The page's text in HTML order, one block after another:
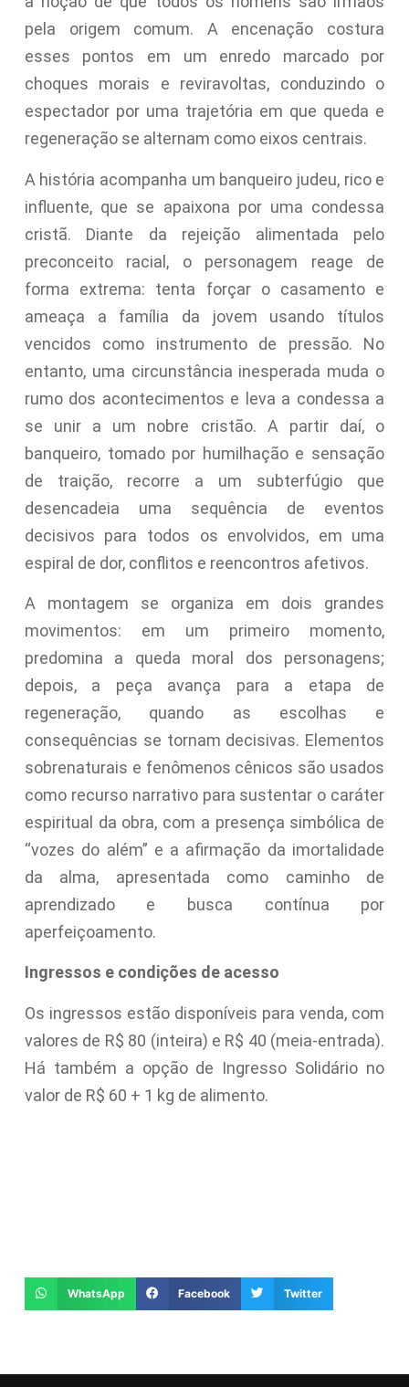
pela origem comum. A encenação costura
esses pontos em um enredo marcado por
choques morais e reviravoltas, conduzindo o
espectador por uma trajetória em que queda e
regeneração se alternam como eixos centrais.
A história acompanha um banqueiro judeu, rico e
influente, que se apaixona por uma condessa
cristã. Diante da rejeição alimentada pelo
preconceito racial, o personagem reage de
forma extrema: tenta forçar o casamento e
ameaça a família da jovem usando títulos
vencidos como instrumento de pressão. No
entanto, uma circunstância inesperada muda o
rumo dos acontecimentos e leva a condessa a
se unir a um nobre cristão. A partir daí, o
banqueiro, tomado por humilhação e sensação
de traição, recorre a um subterfúgio que
desencadeia uma sequência de eventos
decisivos para todos os envolvidos, em uma
espiral de dor, conflitos e reencontros afetivos.
A montagem se organiza em dois grandes
movimentos: em um primeiro momento,
predomina a queda moral dos personagens;
depois, a peça avança para a etapa de
regeneração, quando as escolhas e
consequências se tornam decisivas. Elementos
sobrenaturais e fenômenos cênicos são usados
como recurso narrativo para sustentar o caráter
espiritual da obra, com a presença simbólica de
“vozes do além” e a afirmação da imortalidade
da alma, apresentada como caminho de
aprendizado e busca contínua por
aperfeiçoamento.
Ingressos e condições de acesso
Os ingressos estão disponíveis para venda, com
valores de R$ 80 (inteira) e R$ 40 (meia-entrada).
Há também a opção de Ingresso Solidário no
valor de R$ 60 + 1 kg de alimento.
WhatsApp Facebook Twitter